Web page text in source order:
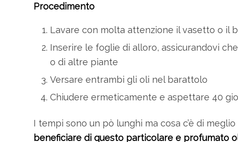
Procedimento
Lavare con molta attenzione il vasetto o il
Inserire le foglie di alloro, assicurandovi
o di altre piante
Versare entrambi gli oli nel barattolo
Chiudere ermeticamente e aspettare 40
I tempi sono un pò lunghi ma cosa c’è di
beneficiare di questo particolare e profumato